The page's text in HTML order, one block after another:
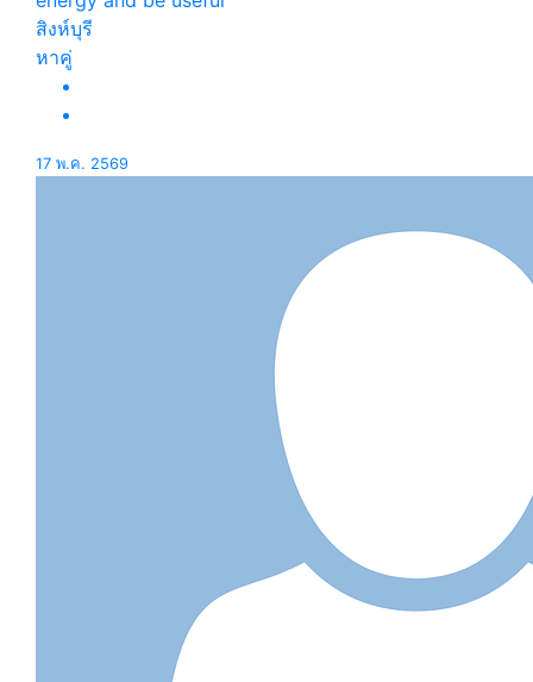
สิงห์บุรี
หาคู่
17 พ.ค. 2569